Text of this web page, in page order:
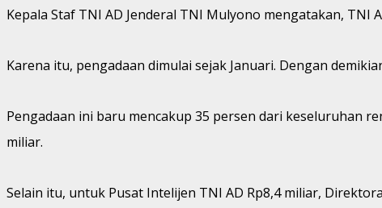
Kepala Staf TNI AD Jenderal TNI Mulyono mengatakan,
Karena itu, pengadaan dimulai sejak Januari. Dengan
Pengadaan ini baru mencakup 35 persen dari keseluruhan
miliar.
Selain itu, untuk Pusat Intelijen TNI AD Rp8,4 miliar,